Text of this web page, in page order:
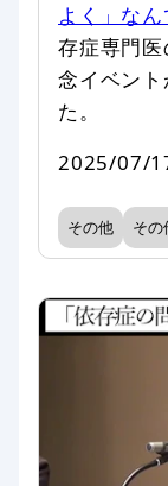
よく」な
存症専門
念イベン
た。
2025/07/
その他 その